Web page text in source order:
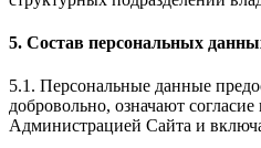
5. Состав персональных
5.1. Персональные данные
добровольно, означают
Администрацией Сайта и